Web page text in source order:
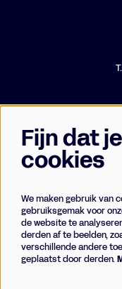
Fijn dat
cookies
We maken gebruik van
gebruiksgemak voor
de website te
derden af te beelden,
verschillende andere
geplaatst door derden.